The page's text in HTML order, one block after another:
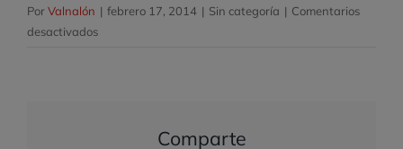
PorValnalón | febrero 17, 2014 | Sin categoría | Comentarios
desactivadosen
Comparte